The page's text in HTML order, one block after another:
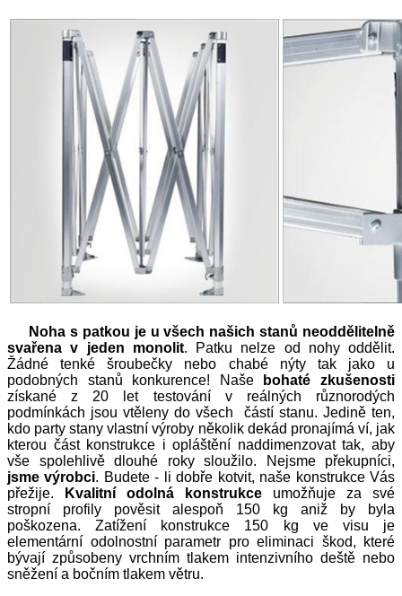
Noha s patkou je u všech našich stanů neoddělitelně
svařena v jeden monolit. Patku nelze od nohy oddělit.
Žádné tenké šroubečky nebo chabé nýty tak jako u
podobných stanů konkurence! Naše
bohaté zkušenosti
získané z 20 let testování v reálných různorodých
podmínkách jsou vtěleny do všech částí stanu. Jedině ten,
kdo party stany vlastní výroby několik dekád pronajímá ví, jak
kterou část konstrukce i opláštění naddimenzovat tak, aby
vše spolehlivě dlouhé roky sloužilo. Nejsme překupníci,
jsme výrobci. Budete - li dobře kotvit, naše konstrukce Vás
přežije.
Kvalitní odolná konstrukce umožňuje za své
stropní profily pověsit alespoň 150 kg aniž by byla
poškozena. Zatížení konstrukce 150 kg ve visu je
elementární odolnostní parametr pro eliminaci škod, které
bývají způsobeny vrchním tlakem intenzivního deště nebo
sněžení a bočním tlakem větru.